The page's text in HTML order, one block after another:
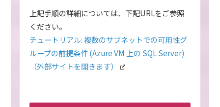
上記手順の詳細については、下記URLをご参照
ください。
チュートリアル: 複数のサブネットでの可用性グ
ループの前提条件 (Azure VM 上の SQL Server)
（外部サイトを開きます）